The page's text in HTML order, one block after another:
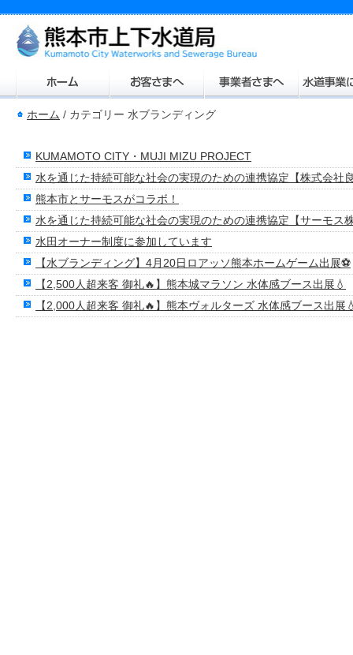
ホーム / カテゴリー 水ブランディング
KUMAMOTO CITY・MUJI MIZU PROJECT
水を通じた持続可能な社会の実現のための連携協定【株式会社
熊本市とサーモスがコラボ！
水を通じた持続可能な社会の実現のための連携協定【サーモス
水田オーナー制度に参加しています
【水ブランディング】4月20日ロアッソ熊本ホームゲーム出展⚽
【2,500人超来客 御礼🔥】熊本城マラソン 水体感ブース出展💧
【2,000人超来客 御礼🔥】熊本ヴォルターズ 水体感ブース出展